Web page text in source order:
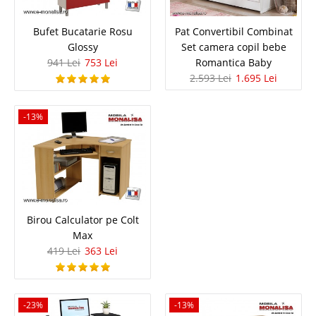
Noptieră Modernă Gri pt. Tineret
Colecția Shadow - Model Original
KUPA
Noptieră Modernă Gri Antracit – Grej | Colecția Shadow – Model
Original ➡️Preț importator Oficial KUPA Genc Noptiera gri pentru tineret
Shadow a fost creată special pentru amenajarea camerelor de adolescenți
și tineri care își doresc un spațiu smart orga..
Pret Redus 596 Lei
In Stoc
Bufet Bucatarie Rosu
Glossy
941 Lei 753 Lei
Pat Convertibil Combinat
Set camera copil bebe
Romantica Baby
2.593 Lei 1.695 Lei
-13%
Birou Calculator pe Colt
Max
419 Lei 363 Lei
-23% -13%